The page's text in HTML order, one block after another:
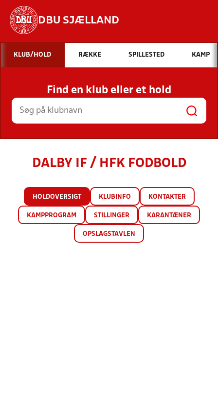
DBU SJÆLLAND
Hvad vil du søge efter?
INDHOLD OG NYHEDER
STILLINGER, RESULTATER, KLUBBER OG
HOLD
KLUB/HOLD RÆKKE SPILLESTED KAMP
Find en klub eller et hold
DALBY IF / HFK FODBOLD
HOLDOVERSIGT KLUBINFO KONTAKTER
KAMPPROGRAM STILLINGER KARANTÆNER
OPSLAGSTAVLEN